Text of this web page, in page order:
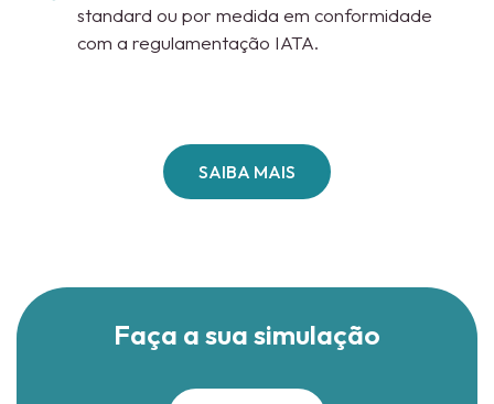
standard ou por medida em conformidade
com a regulamentação IATA.
​SAIBA MAIS
Faça a sua simulação